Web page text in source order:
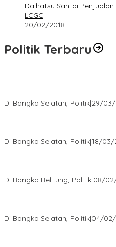
Daihatsu Santai
LCGC
20/02/2018
Politik Terbaru
Di Bangka Selatan, Politik|29/03/
Di Bangka Selatan, Politik|18/03/
Di Bangka Belitung, Politik|08/
Di Bangka Selatan, Politik|04/